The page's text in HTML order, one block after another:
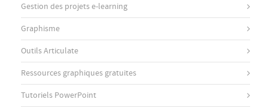
Gestion des projets e-learning
Graphisme
Outils Articulate
Ressources graphiques gratuites
Tutoriels PowerPoint